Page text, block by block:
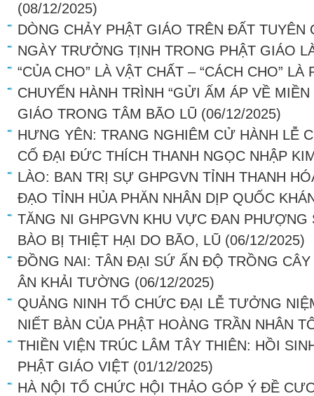
(08/12/2025)
DÒNG CHẢY PHẬT GIÁO TRÊN ĐẤT TUYÊN
NGÀY TRƯỞNG TỊNH TRONG PHẬT GIÁO
“CỦA CHO” LÀ VẬT CHẤT – “CÁCH CHO” LÀ
CHUYẾN HÀNH TRÌNH “GỬI ẤM ÁP VỀ MIỀN
GIÁO TRONG TÂM BÃO LŨ (06/12/2025)
HƯNG YÊN: TRANG NGHIÊM CỬ HÀNH LỄ
CỐ ĐẠI ĐỨC THÍCH THANH NGỌC NHẬP
LÀO: BAN TRỊ SỰ GHPGVN TỈNH THANH
ĐẠO TỈNH HỦA PHĂN NHÂN DỊP QUỐC
TĂNG NI GHPGVN KHU VỰC ĐAN PHƯỢNG
BÀO BỊ THIỆT HẠI DO BÃO, LŨ (06/12/2025)
ĐỒNG NAI: TÂN ĐẠI SỨ ẤN ĐỘ TRỒNG
ÂN KHẢI TƯỜNG (06/12/2025)
QUẢNG NINH TỔ CHỨC ĐẠI LỄ TƯỞNG
NIẾT BÀN CỦA PHẬT HOÀNG TRẦN NHÂN
THIỀN VIỆN TRÚC LÂM TÂY THIÊN: HỒI
PHẬT GIÁO VIỆT (01/12/2025)
HÀ NỘI TỔ CHỨC HỘI THẢO GÓP Ý ĐỀ